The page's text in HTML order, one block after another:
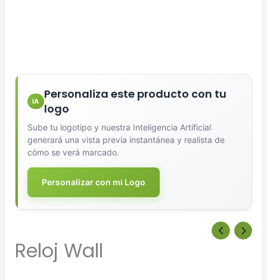
IA
Personaliza este producto con tu
logo
Sube tu logotipo y nuestra Inteligencia Artificial
generará una vista previa instantánea y realista de
cómo se verá marcado.
Personalizar con mi Logo
Reloj Wall